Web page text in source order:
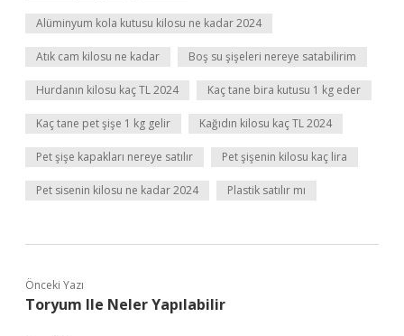
Alüminyum kola kutusu kilosu ne kadar 2024
Atık cam kilosu ne kadar Boş su şişeleri nereye satabilirim
Hurdanın kilosu kaç TL 2024 Kaç tane bira kutusu 1 kg eder
Kaç tane pet şişe 1 kg gelir Kağıdın kilosu kaç TL 2024
Pet şişe kapakları nereye satılır Pet şişenin kilosu kaç lira
Pet sisenin kilosu ne kadar 2024 Plastik satılır mı
Önceki Yazı
Toryum Ile Neler Yapılabilir